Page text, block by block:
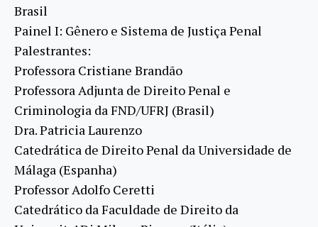
Brasil
Painel I: Gênero e Sistema de Justiça Penal
Palestrantes:
Professora Cristiane Brandão
Professora Adjunta de Direito Penal e
Criminologia da FND/UFRJ (Brasil)
Dra. Patricia Laurenzo
Catedrática de Direito Penal da Universidade de
Málaga (Espanha)
Professor Adolfo Ceretti
Catedrático da Faculdade de Direito da